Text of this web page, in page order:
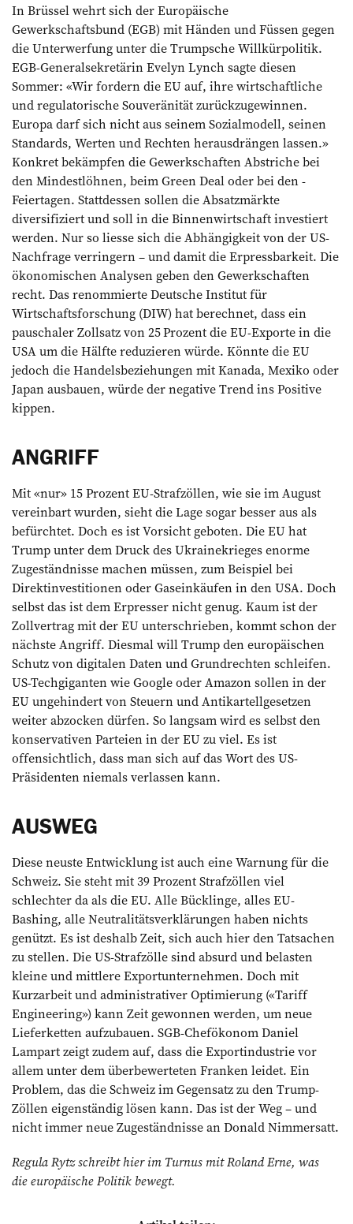
In Brüssel wehrt sich der Europäische
Gewerkschaftsbund (EGB) mit Händen und Füssen gegen
die Unterwerfung unter die Trumpsche Willkürpolitik.
EGB-Generalsekretärin Evelyn Lynch sagte diesen
Sommer: «Wir fordern die EU auf, ihre wirtschaftliche
und regulatorische Souveränität zurückzugewinnen.
Europa darf sich nicht aus seinem Sozialmodell, seinen
Standards, Werten und Rechten herausdrängen lassen.»
Konkret bekämpfen die Gewerkschaften Abstriche bei
den Mindestlöhnen, beim Green Deal oder bei den ­
Feiertagen. Stattdessen sollen die Absatzmärkte
diversifiziert und soll in die Binnenwirtschaft investiert
werden. Nur so liesse sich die Abhängigkeit von der US-
Nachfrage verringern – und damit die Erpressbarkeit. Die
ökonomischen Analysen geben den Gewerkschaften
recht. Das renommierte Deutsche Institut für
Wirtschaftsforschung (DIW) hat berechnet, dass ein
pauschaler Zollsatz von 25 Prozent die EU-Exporte in die
USA um die Hälfte reduzieren würde. Könnte die EU
jedoch die Handelsbeziehungen mit Kanada, Mexiko oder
Japan ausbauen, würde der negative Trend ins Positive
kippen.
ANGRIFF
Mit «nur» 15 Prozent EU-Strafzöllen, wie sie im August
vereinbart wurden, sieht die Lage sogar besser aus als
befürchtet. Doch es ist Vorsicht ge­boten. Die EU hat
Trump unter dem Druck des ­Ukrainekrieges enorme
Zugeständnisse machen müssen, zum Beispiel bei
Direktinvestitionen oder Gaseinkäufen in den USA. Doch
selbst das ist dem ­Erpresser nicht genug. Kaum ist der
Zollvertrag mit der EU unterschrieben, kommt schon der
nächste Angriff. Diesmal will Trump den europäischen
Schutz von digitalen Daten und Grundrechten schleifen.
US-Techgiganten wie Google oder Amazon sollen in der
EU ungehindert von Steuern und Antikartellgesetzen
weiter abzocken dürfen. So langsam wird es selbst den
konservativen Parteien in der EU zu viel. Es ist
offensichtlich, dass man sich auf das Wort des US-
Präsidenten niemals verlassen kann.
AUSWEG
Diese neuste Entwicklung ist auch eine Warnung für die
Schweiz. Sie steht mit 39 Prozent Strafzöllen viel
schlechter da als die EU. Alle Bücklinge, alles EU-
Bashing, alle Neutralitätsverklärungen haben nichts
genützt. Es ist deshalb Zeit, sich auch hier den Tatsachen
zu stellen. Die US-Strafzölle sind absurd und belasten
kleine und mittlere Exportunternehmen. Doch mit
Kurzarbeit und ­administrativer Optimierung («Tariff
Engineering») kann Zeit gewonnen werden, um neue
Lieferketten aufzubauen. SGB-Chefökonom Daniel
Lampart zeigt zudem auf, dass die Exportindustrie vor
allem unter dem überbewerteten Franken ­leidet. Ein
Problem, das die Schweiz im Gegensatz zu den Trump-
Zöllen eigenständig lösen kann. Das ist der Weg – und
nicht immer neue Zugeständnisse an Donald Nimmersatt.
Regula Rytz schreibt hier im Turnus mit Roland Erne, was
die ­europäische Politik bewegt.